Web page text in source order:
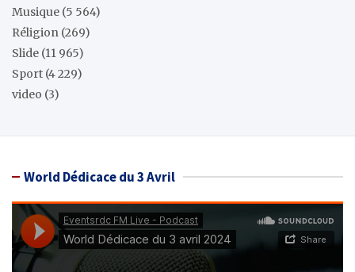
Musique (5 564)
Réligion (269)
Slide (11 965)
Sport (4 229)
video (3)
World Dédicace du 3 Avril